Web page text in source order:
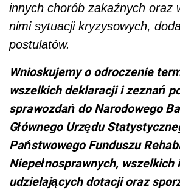
innych chorób zakaźnych oraz
nimi sytuacji kryzysowych,
postulatów.
Wnioskujemy o odroczenie
wszelkich deklaracji i zeznań
sprawozdań do Narodowego
Głównego Urzędu
Państwowego Funduszu
Niepełnosprawnych,
udzielających dotacji oraz